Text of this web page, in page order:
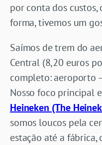
por conta dos custos,
forma, tivemos um
Saímos de trem do
Central (8,20 euros
completo: aeroporto
Nosso foco principal
Heineken (The
somos loucos pela
estação até a fábrica,